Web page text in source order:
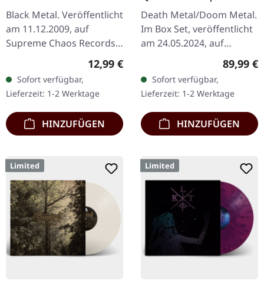
Black Metal. Veröffentlicht
am 11.12.2009, auf
Supreme Chaos Records.
CD im Jewelcase mit 12-
seitigem Booklet. Das
dritte Album von
AGRYPNIE ist…
Regulärer Preis:
12,99 €
Sofort verfügbar,
Lieferzeit: 1-2 Werktage
HINZUFÜGEN
WOODEN BOX SET
Death Metal/Doom Metal.
Im Box Set, veröffentlicht
am 24.05.2024, auf
Supreme Chaos Records.
handgearbeitete Holzbox
mit graviertem…
89,99 €
Sofort verfügbar,
Lieferzeit: 1-2 Werktage
HINZUFÜGEN
Limited Limited